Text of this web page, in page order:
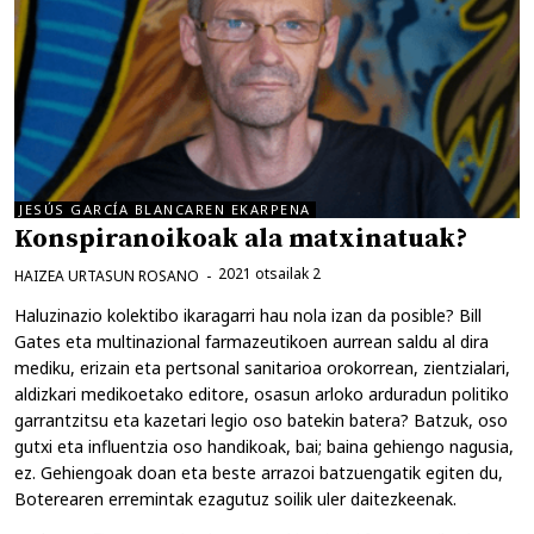
JESÚS GARCÍA BLANCAREN EKARPENA
Konspiranoikoak ala matxinatuak?
2021 otsailak 2
HAIZEA URTASUN ROSANO
Haluzinazio kolektibo ikaragarri hau nola izan da posible? Bill
Gates eta multinazional farmazeutikoen aurrean saldu al dira
mediku, erizain eta pertsonal sanitarioa orokorrean, zientzialari,
aldizkari medikoetako editore, osasun arloko arduradun politiko
garrantzitsu eta kazetari legio oso batekin batera? Batzuk, oso
gutxi eta influentzia oso handikoak, bai; baina gehiengo nagusia,
ez. Gehiengoak doan eta beste arrazoi batzuengatik egiten du,
Boterearen erremintak ezagutuz soilik uler daitezkeenak.